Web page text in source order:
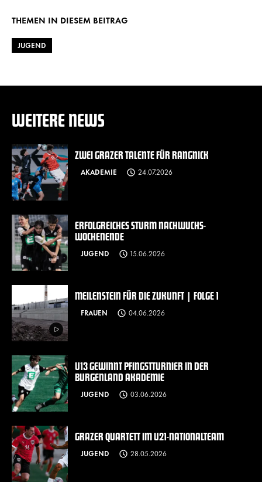
THEMEN IN DIESEM BEITRAG
JUGEND
WEITERE NEWS
ZWEI GRAZER TALENTE FÜR RANGNICK
AKADEMIE 24.07.2026
ERFOLGREICHES STURM NACHWUCHS-
WOCHENENDE
JUGEND 15.06.2026
MEILENSTEIN FÜR DIE ZUKUNFT | FOLGE 1
FRAUEN 04.06.2026
U13 GEWINNT PFINGSTTURNIER IN DER
BURGENLAND AKADEMIE
JUGEND 03.06.2026
GRAZER QUARTETT IM U21-NATIONALTEAM
JUGEND 28.05.2026